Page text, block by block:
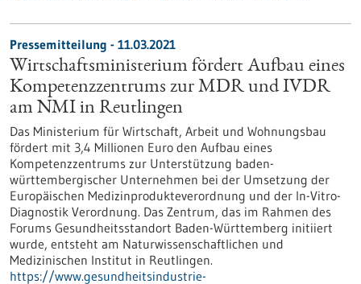
Pressemitteilung - 11.03.2021
Wirtschaftsministerium fördert Aufbau eines
Kompetenzzentrums zur MDR und IVDR
am NMI in Reutlingen
Das Ministerium für Wirtschaft, Arbeit und Wohnungsbau
fördert mit 3,4 Millionen Euro den Aufbau eines
Kompetenzzentrums zur Unterstützung baden-
württembergischer Unternehmen bei der Umsetzung der
Europäischen Medizinprodukteverordnung und der In-Vitro-
Diagnostik Verordnung. Das Zentrum, das im Rahmen des
Forums Gesundheitsstandort Baden-Württemberg initiiert
wurde, entsteht am Naturwissenschaftlichen und
Medizinischen Institut in Reutlingen.
https://www.gesundheitsindustrie-